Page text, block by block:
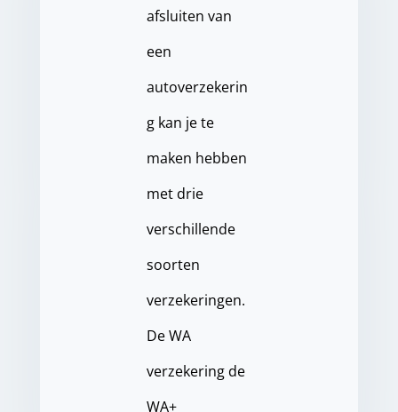
afsluiten van
een
autoverzekerin
g kan je te
maken hebben
met drie
verschillende
soorten
verzekeringen.
De WA
verzekering de
WA+